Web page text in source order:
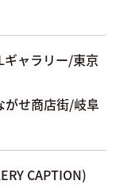
ギャラリー/東京
がせ商店街/岐阜
CAPTION)